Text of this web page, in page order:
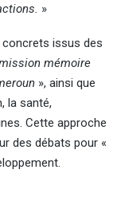
»
concrets issus des
mémoire
», ainsi que
la santé,
Cette approche
des débats pour «